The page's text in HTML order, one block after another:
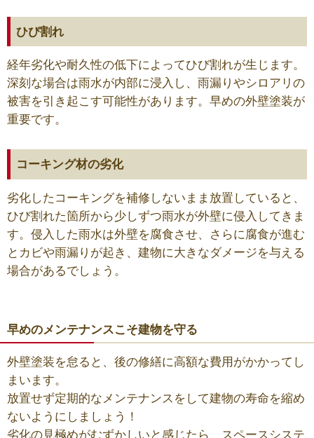
ひび割れ
経年劣化や耐久性の低下によってひび割れが生じます。
深刻な場合は雨水が内部に浸入し、雨漏りやシロアリの
被害を引き起こす可能性があります。早めの外壁塗装が
重要です。
コーキング材の劣化
劣化したコーキングを補修しないまま放置していると、
ひび割れた箇所から少しずつ雨水が外壁に侵入してきま
す。侵入した雨水は外壁を腐食させ、さらに腐食が進む
とカビや雨漏りが起き、建物に大きなダメージを与える
場合があるでしょう。
早めのメンテナンスこそ建物を守る
外壁塗装を怠ると、後の修繕に高額な費用がかかってし
まいます。
放置せず定期的なメンテナンスをして建物の寿命を縮め
ないようにしましょう！
劣化の見極めがむずかしいと感じたら、スペースシステ